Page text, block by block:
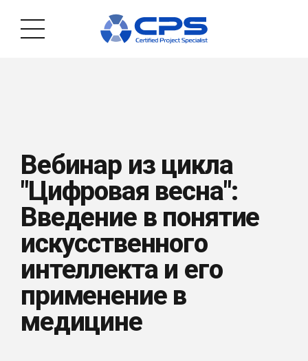
Вебинар из цикла
"Цифровая весна":
Введение в понятие
искусственного
интеллекта и его
применение в
медицине